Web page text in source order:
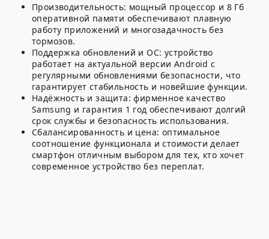
Производительность: мощный процессор и 8 Гб
оперативной памяти обеспечивают плавную
работу приложений и многозадачность без
тормозов.
Поддержка обновлений и ОС: устройство
работает на актуальной версии Android с
регулярными обновлениями безопасности, что
гарантирует стабильность и новейшие функции.
Надёжность и защита: фирменное качество
Samsung и гарантия 1 год обеспечивают долгий
срок службы и безопасность использования.
Сбалансированность и цена: оптимальное
соотношение функционала и стоимости делает
смартфон отличным выбором для тех, кто хочет
современное устройство без переплат.